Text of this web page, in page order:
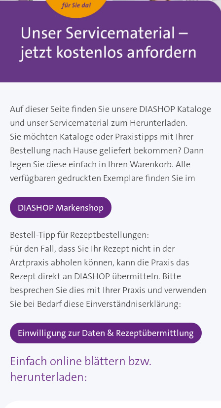
Auf dieser Seite finden Sie unsere DIASHOP Kataloge
und unser Servicematerial zum Herunterladen.
Sie möchten Kataloge oder Praxistipps mit Ihrer
Bestellung nach Hause geliefert bekommen? Dann
legen Sie diese einfach in Ihren Warenkorb. Alle
verfügbaren gedruckten Exemplare finden Sie im
DIASHOP Markenshop
Bestell-Tipp für Rezeptbestellungen:
Für den Fall, dass Sie Ihr Rezept nicht in der
Arztpraxis abholen können, kann die Praxis das
Rezept direkt an DIASHOP übermitteln. Bitte
besprechen Sie dies mit Ihrer Praxis und verwenden
Sie bei Bedarf diese Einverständniserklärung:
Einwilligung zur Daten & Rezeptübermittlung
Einfach online blättern bzw.
herunterladen: